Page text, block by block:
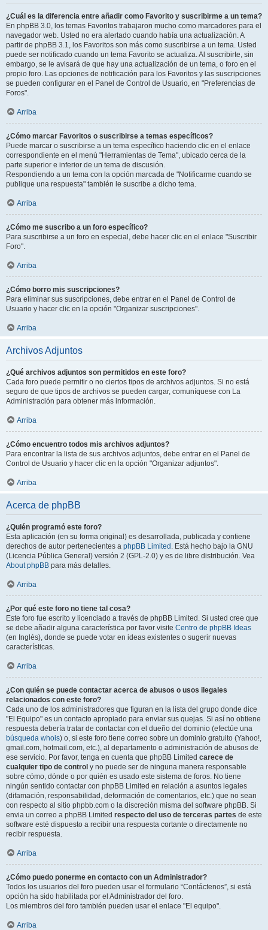
¿Cuál es la diferencia entre añadir como Favorito y suscribirme a un tema?
En phpBB 3.0, los temas Favoritos trabajaron mucho como marcadores para el
navegador web. Usted no era alertado cuando había una actualización. A
partir de phpBB 3.1, los Favoritos son más como suscribirse a un tema. Usted
puede ser notificado cuando un tema Favorito se actualiza. Al suscribirte, sin
embargo, se le avisará de que hay una actualización de un tema, o foro en el
propio foro. Las opciones de notificación para los Favoritos y las suscripciones
se pueden configurar en el Panel de Control de Usuario, en "Preferencias de
Foros".
Arriba
¿Cómo marcar Favoritos o suscribirse a temas específicos?
Puede marcar o suscribirse a un tema específico haciendo clic en el enlace
correspondiente en el menú "Herramientas de Tema", ubicado cerca de la
parte superior e inferior de un tema de discusión.
Respondiendo a un tema con la opción marcada de "Notificarme cuando se
publique una respuesta" también le suscribe a dicho tema.
Arriba
¿Cómo me suscribo a un foro específico?
Para suscribirse a un foro en especial, debe hacer clic en el enlace "Suscribir
Foro".
Arriba
¿Cómo borro mis suscripciones?
Para eliminar sus suscripciones, debe entrar en el Panel de Control de
Usuario y hacer clic en la opción "Organizar suscripciones".
Arriba
Archivos Adjuntos
¿Qué archivos adjuntos son permitidos en este foro?
Cada foro puede permitir o no ciertos tipos de archivos adjuntos. Si no está
seguro de que tipos de archivos se pueden cargar, comuníquese con La
Administración para obtener más información.
Arriba
¿Cómo encuentro todos mis archivos adjuntos?
Para encontrar la lista de sus archivos adjuntos, debe entrar en el Panel de
Control de Usuario y hacer clic en la opción "Organizar adjuntos".
Arriba
Acerca de phpBB
¿Quién programó este foro?
Esta aplicación (en su forma original) es desarrollada, publicada y contiene
derechos de autor pertenecientes a phpBB Limited . Está hecho bajo la GNU
(Licencia Pública General) versión 2 (GPL-2.0) y es de libre distribución. Vea
About phpBB para más detalles.
Arriba
¿Por qué este foro no tiene tal cosa?
Este foro fue escrito y licenciado a través de phpBB Limited. Si usted cree que
se debe añadir alguna característica por favor visite Centro de phpBB Ideas
(en Inglés), donde se puede votar en ideas existentes o sugerir nuevas
características.
Arriba
¿Con quién se puede contactar acerca de abusos o usos ilegales
relacionados con este foro?
Cada uno de los administradores que figuran en la lista del grupo donde dice
"El Equipo" es un contacto apropiado para enviar sus quejas. Si así no obtiene
respuesta debería tratar de contactar con el dueño del dominio (efectúe una
búsqueda whois) o, si este foro tiene correo sobre un dominio gratuito (Yahoo!,
gmail.com, hotmail.com, etc.), al departamento o administración de abusos de
ese servicio. Por favor, tenga en cuenta que phpBB Limited carece de
cualquier tipo de control y no puede ser de ninguna manera responsable
sobre cómo, dónde o por quién es usado este sistema de foros. No tiene
ningún sentido contactar con phpBB Limited en relación a asuntos legales
(difamación, responsabilidad, deformación de comentarios, etc.) que no sean
con respecto al sitio phpbb.com o la discreción misma del software phpBB. Si
envia un correo a phpBB Limited respecto del uso de terceras partes de este
software esté dispuesto a recibir una respuesta cortante o directamente no
recibir respuesta.
Arriba
¿Cómo puedo ponerme en contacto con un Administrador?
Todos los usuarios del foro pueden usar el formulario “Contáctenos”, si está
opción ha sido habilitada por el Administrador del foro.
Los miembros del foro también pueden usar el enlace "El equipo".
Arriba